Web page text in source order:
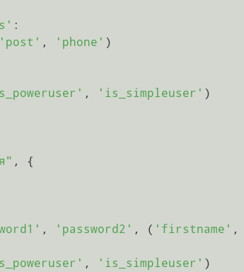
:
'post' , 'phone' )
, 'is_simpleuser' )
, {
, 'password2' , ( 'firstname' ,
, 'is_simpleuser' )